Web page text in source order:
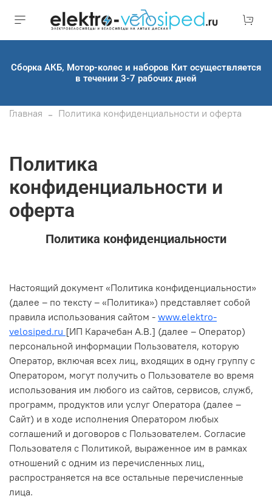
Сборка АКБ, Мотор-колес и наборов Кит осуществляется
в течении 3-7 рабочих дней
Главная Политика конфиденциальности и оферта
Политика
конфиденциальности и
оферта
Политика конфиденциальности
Настоящий документ «Политика конфиденциальности»
(далее – по тексту – «Политика») представляет собой
правила использования сайтом - www.elektro-
velosiped.ru [ИП Карачебан А.В.] (далее – Оператор)
персональной информации Пользователя, которую
Оператор, включая всех лиц, входящих в одну группу с
Оператором, могут получить о Пользователе во время
использования им любого из сайтов, сервисов, служб,
программ, продуктов или услуг Оператора (далее –
Сайт) и в ходе исполнения Оператором любых
соглашений и договоров с Пользователем. Согласие
Пользователя с Политикой, выраженное им в рамках
отношений с одним из перечисленных лиц,
распространяется на все остальные перечисленные
лица.